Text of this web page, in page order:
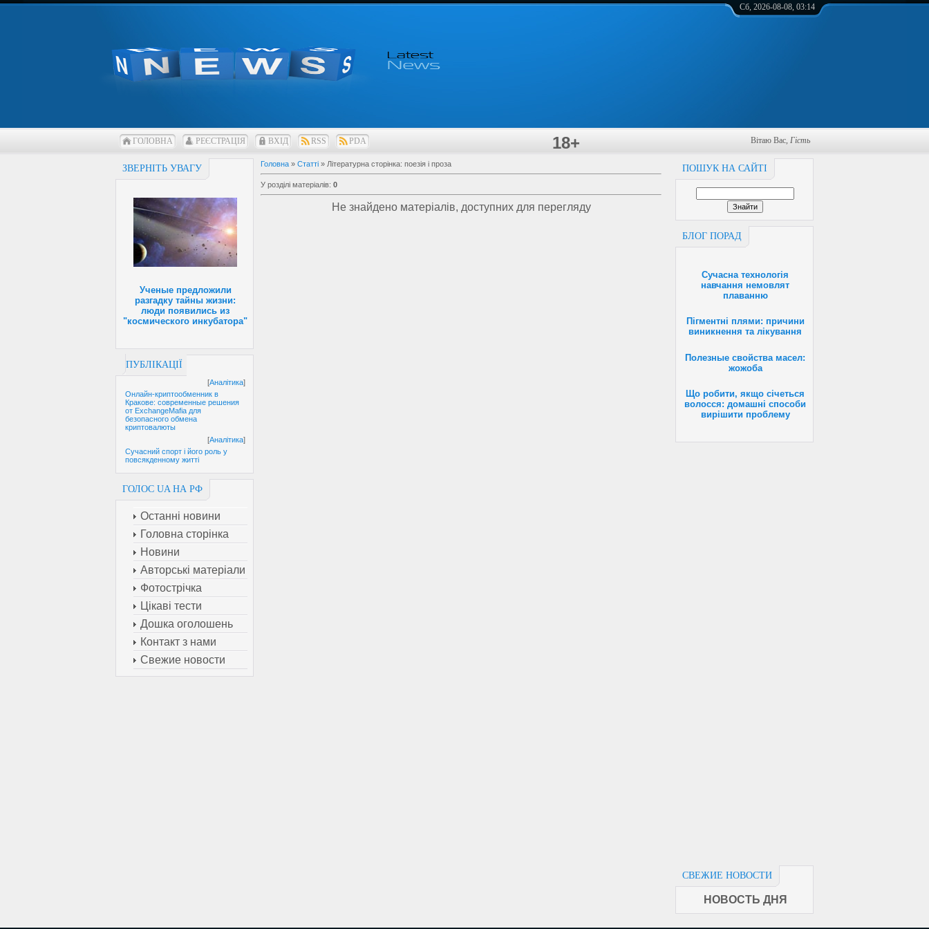
Сб, 2026-08-08, 03:14
ГОЛОВНА РЕЄСТРАЦІЯ ВХІД RSS PDA 18+ Вітаю Вас, Гість
ЗВЕРНІТЬ УВАГУ
Ученые предложили
разгадку тайны жизни:
люди появились из
"космического инкубатора"
ПУБЛІКАЦІЇ
[Аналітика]
Онлайн-криптообменник в
Кракове: современные решения
от ExchangeMafia для
безопасного обмена
криптовалюты
[Аналітика]
Сучасний спорт і його роль у
повсякденному житті
ГОЛОС UA НА РФ
Останні новини
Головна сторінка
Новини
Авторські матеріали
Фотострічка
Цікаві тести
Дошка оголошень
Контакт з нами
Свежие новости
ПОШУК НА САЙТІ
БЛОГ ПОРАД
Сучасна технологія
навчання немовлят
плаванню
Пігментні плями: причини
виникнення та лікування
Полезные свойства масел:
жожоба
Що робити, якщо січеться
волосся: домашні способи
вирішити проблему
СВЕЖИЕ НОВОСТИ
НОВОСТЬ ДНЯ
Головна » Статті » Літературна сторінка: поезія і проза
У розділі матеріалів: 0
Не знайдено матеріалів, доступних для перегляду